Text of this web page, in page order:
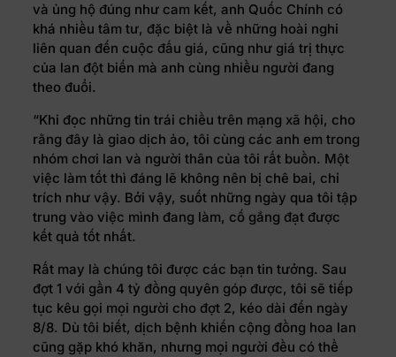
và ủng hộ đúng như cam kết, anh Quốc Chính có
khá nhiều tâm tư, đặc biệt là về những hoài nghi
liên quan đến cuộc đấu giá, cũng như giá trị thực
của lan đột biến mà anh cùng nhiều người đang
theo đuổi.
“Khi đọc những tin trái chiều trên mạng xã hội, cho
rằng đây là giao dịch ảo, tôi cùng các anh em trong
nhóm chơi lan và người thân của tôi rất buồn. Một
việc làm tốt thì đáng lẽ không nên bị chê bai, chỉ
trích như vậy. Bởi vậy, suốt những ngày qua tôi tập
trung vào việc mình đang làm, cố gắng đạt được
kết quả tốt nhất.
Rất may là chúng tôi được các bạn tin tưởng. Sau
đợt 1 với gần 4 tỷ đồng quyên góp được, tôi sẽ tiếp
tục kêu gọi mọi người cho đợt 2, kéo dài đến ngày
8/8. Dù tôi biết, dịch bệnh khiến cộng đồng hoa lan
cũng gặp khó khăn, nhưng mọi người đều có thể